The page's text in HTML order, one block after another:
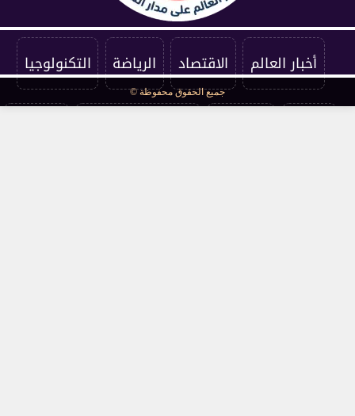
أخبار العالم الاقتصاد الرياضة التكنولوجيا
جميع الحقوق محفوظة ©